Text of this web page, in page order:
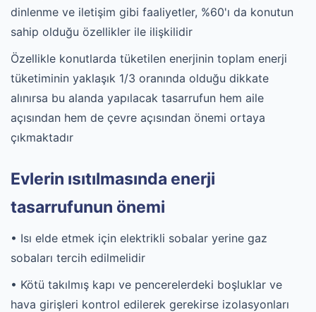
dinlenme ve iletişim gibi faaliyetler, %60'ı da konutun
sahip olduğu özellikler ile ilişkilidir
Özellikle konutlarda tüketilen enerjinin toplam enerji
tüketiminin yaklaşık 1/3 oranında olduğu dikkate
alınırsa bu alanda yapılacak tasarrufun hem aile
açısından hem de çevre açısından önemi ortaya
çıkmaktadır
Evlerin ısıtılmasında enerji
tasarrufunun önemi
• Isı elde etmek için elektrikli sobalar yerine gaz
sobaları tercih edilmelidir
• Kötü takılmış kapı ve pencerelerdeki boşluklar ve
hava girişleri kontrol edilerek gerekirse izolasyonları